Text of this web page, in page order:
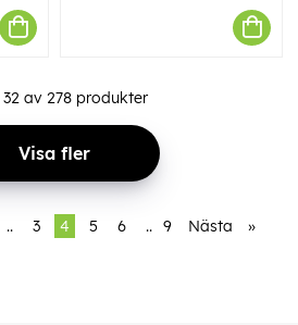
32av 278produkter
Visa fler
.. 3 4 5 6 .. 9 Nästa »